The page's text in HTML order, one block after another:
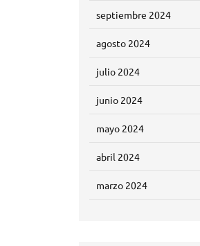
septiembre 2024
agosto 2024
julio 2024
junio 2024
mayo 2024
abril 2024
marzo 2024